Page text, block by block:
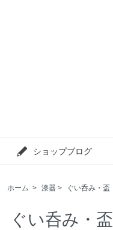
ショップブログ
ホーム > 漆器 > ぐい呑み・盃
ぐい呑み・盃